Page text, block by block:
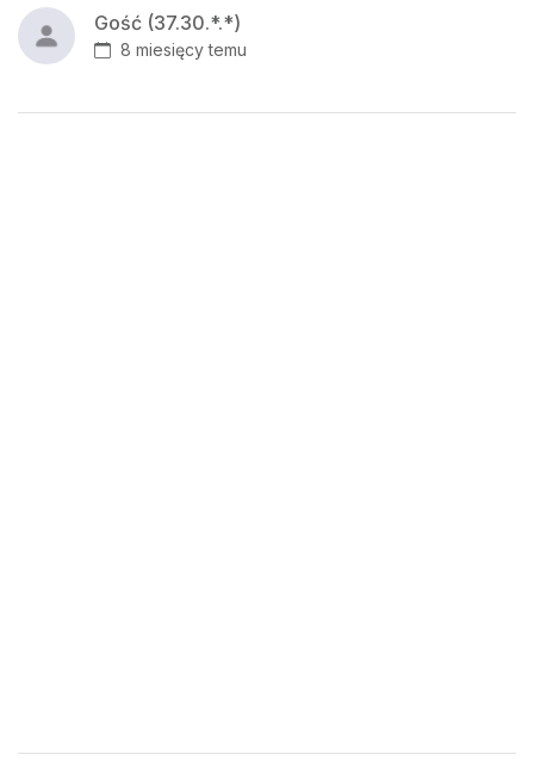
Gość (37.30.*.*)
8 miesięcy temu